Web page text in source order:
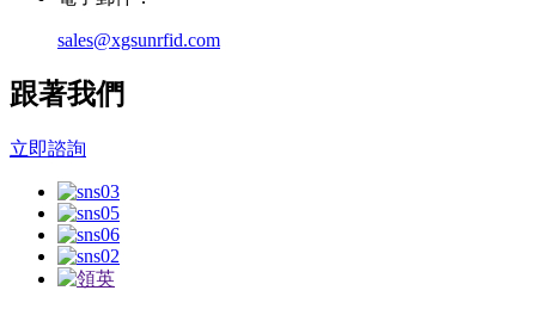
sales@xgsunrfid.com
跟著我們
立即諮詢